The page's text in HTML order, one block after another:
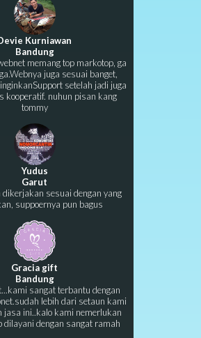
Kurniawan
Bandung
memang top markotop, ga
juga sesuai banget,
setelah jadi juga
kooperatif. nuhun pisan kang
tommy
Yudus
Garut
sesuai dengan yang
suppoernya pun bagus
Gracia gift
Bandung
sangat terbantu dengan
lebih dari setaun kami
jasa ini..kalo kami nemerlukan
dilayani dengan sangat ramah